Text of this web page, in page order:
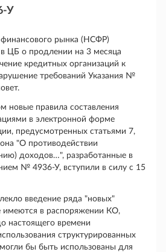
У
рынка (НСФР)
ЦБ о продлении на 3 месяца
кредитных организаций к
требований Указания №
новые правила составления
в электронной форме
предусмотренных статьями 7,
"О противодействии
доходов…", разработанные в
№ 4936-У, вступили в силу с 15
введение ряда "новых"
имеются в распоряжении КО,
настоящего времени
структурированных
бы быть использованы для